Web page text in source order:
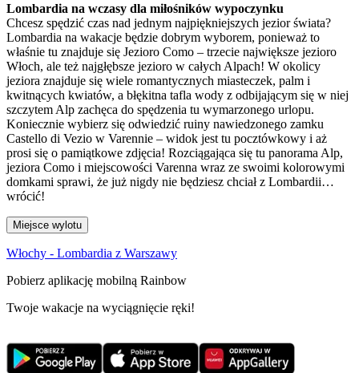
Lombardia na wczasy dla miłośników wypoczynku
Chcesz spędzić czas nad jednym najpiękniejszych jezior świata?
Lombardia na wakacje będzie dobrym wyborem, ponieważ to
właśnie tu znajduje się Jezioro Como – trzecie największe jezioro
Włoch, ale też najgłębsze jezioro w całych Alpach! W okolicy
jeziora znajduje się wiele romantycznych miasteczek, palm i
kwitnących kwiatów, a błękitna tafla wody z odbijającym się w niej
szczytem Alp zachęca do spędzenia tu wymarzonego urlopu.
Koniecznie wybierz się odwiedzić ruiny nawiedzonego zamku
Castello di Vezio w Varennie – widok jest tu pocztówkowy i aż
prosi się o pamiątkowe zdjęcia! Rozciągająca się tu panorama Alp,
jeziora Como i miejscowości Varenna wraz ze swoimi kolorowymi
domkami sprawi, że już nigdy nie będziesz chciał z Lombardii…
wrócić!
Miejsce wylotu
Włochy - Lombardia z Warszawy
Pobierz aplikację mobilną Rainbow
Twoje wakacje na wyciągnięcie ręki!